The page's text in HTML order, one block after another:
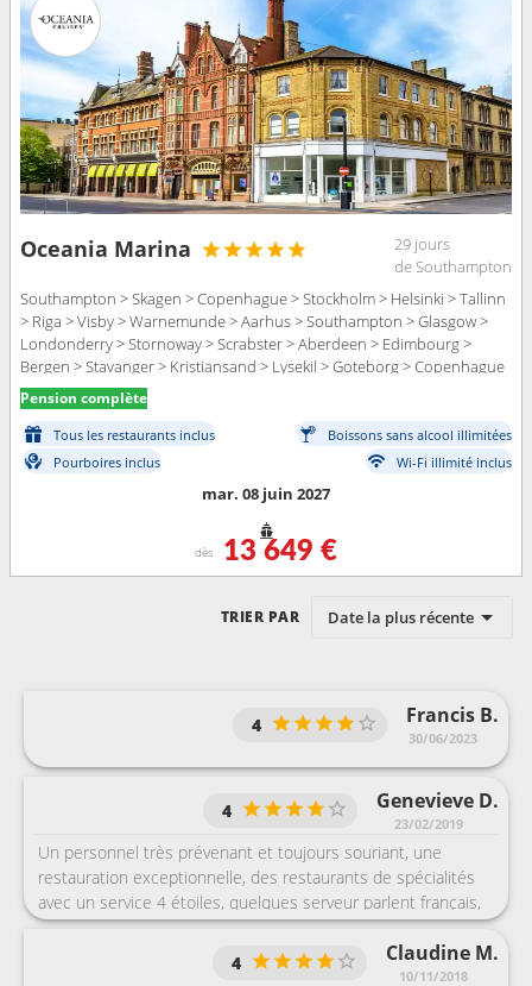
Oceania Marina
29 jours
de Southampton
Southampton > Skagen > Copenhague > Stockholm > Helsinki > Tallinn
> Riga > Visby > Warnemunde > Aarhus > Southampton > Glasgow >
Londonderry > Stornoway > Scrabster > Aberdeen > Edimbourg >
Bergen > Stavanger > Kristiansand > Lysekil > Goteborg > Copenhague
Pension complète
Tous les restaurants inclus
Boissons sans alcool illimitées
Pourboires inclus
Wi-Fi illimité inclus
mar. 08 juin 2027
dès 13 649 €
TRIER PAR Date la plus récente
Francis B.
30/06/2023
4
Genevieve D.
23/02/2019
4
Un personnel très prévenant et toujours souriant, une
restauration exceptionnelle, des restaurants de spécialités
avec un service 4 étoiles, quelques serveur parlent français,
néanmoins sur l’ensemble de la croisière tout est en anglais.
La seule réserve que je peux émettre est celle des shows,
pour nous un seul sur toute la croisière nous a plu, pour
Claudine M.
10/11/2018
4